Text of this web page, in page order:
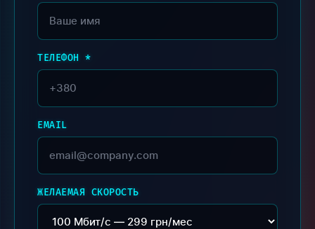
ТЕЛЕФОН *
EMAIL
ЖЕЛАЕМАЯ СКОРОСТЬ